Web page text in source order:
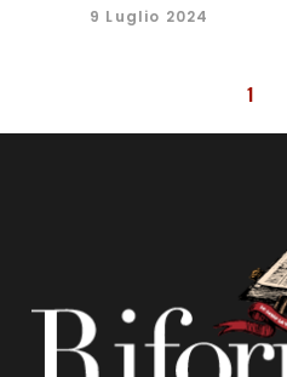
9 Luglio 2024
1